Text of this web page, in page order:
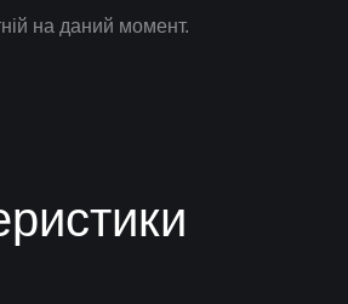
на даний момент.